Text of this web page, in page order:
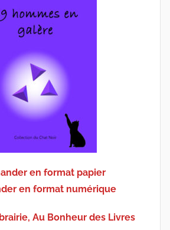
en format papier
en format numérique
Au Bonheur des Livres